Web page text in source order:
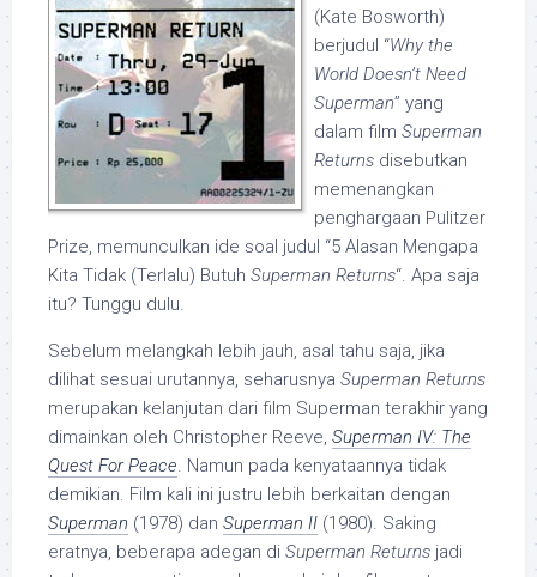
(Kate Bosworth)
berjudul “Why the
World Doesn’t Need
Superman” yang
dalam film Superman
Returns disebutkan
memenangkan
penghargaan Pulitzer
Prize, memunculkan ide soal judul “5 Alasan Mengapa
Kita Tidak (Terlalu) Butuh Superman Returns“. Apa saja
itu? Tunggu dulu.
Sebelum melangkah lebih jauh, asal tahu saja, jika
dilihat sesuai urutannya, seharusnya Superman Returns
merupakan kelanjutan dari film Superman terakhir yang
dimainkan oleh Christopher Reeve, Superman IV: The
Quest For Peace. Namun pada kenyataannya tidak
demikian. Film kali ini justru lebih berkaitan dengan
Superman (1978) dan Superman II (1980). Saking
eratnya, beberapa adegan di Superman Returns jadi